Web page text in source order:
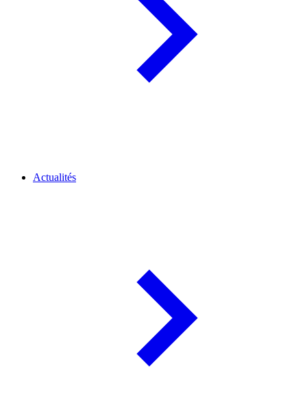
Actualités